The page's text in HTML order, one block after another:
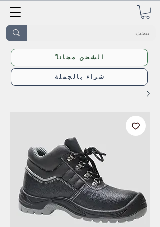
ًالشحن مجانا
شراء بالجملة